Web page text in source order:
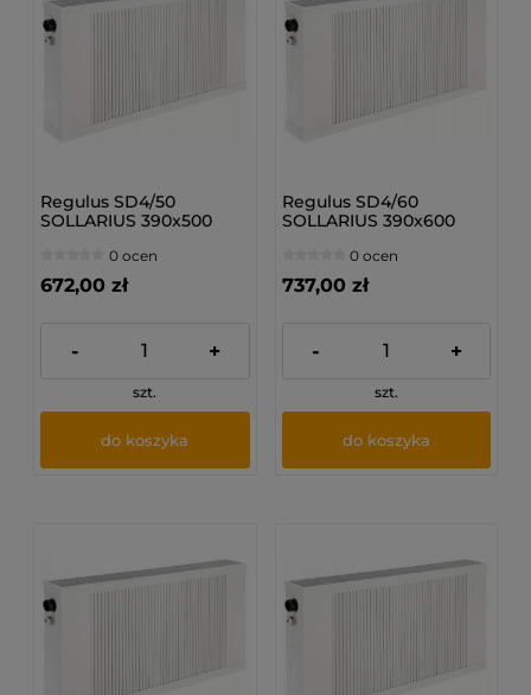
Regulus SD4/50
SOLLARIUS 390x500
dolnozasilany
0 ocen
672,00 zł
- +
szt.
do koszyka
Regulus SD4/60
SOLLARIUS 390x600
dolnozasilany
0 ocen
737,00 zł
- +
szt.
do koszyka